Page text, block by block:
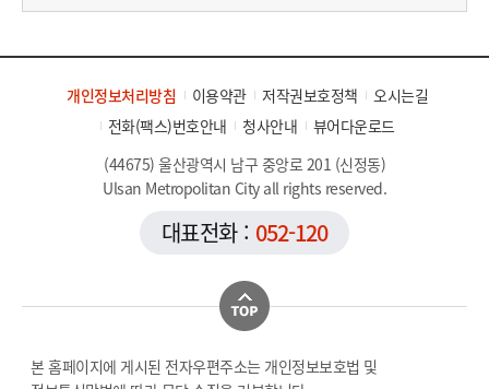
개인정보처리방침 이용약관 저작권보호정책
오시는길
전화(팩스)번호안내
청사안내
뷰어다운로드
(44675) 울산광역시 남구 중앙로 201 (신정동)
Ulsan Metropolitan City all rights reserved.
대표전화 : 052-120
본 홈페이지에 게시된 전자우편주소는 개인정보보호법 및